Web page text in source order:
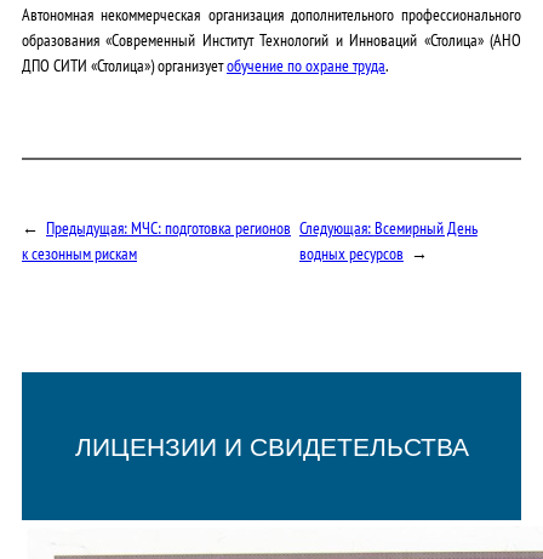
Автономная некоммерческая организация дополнительного профессионального
образования «Современный Институт Технологий и Инноваций «Столица» (АНО
ДПО СИТИ «Столица») организуетобучение по охране труда.
← Предыдущая:МЧС: подготовка регионов
к сезонным рискам
Следующая:Всемирный День
водных ресурсов →
ЛИЦЕНЗИИ И СВИДЕТЕЛЬСТВА